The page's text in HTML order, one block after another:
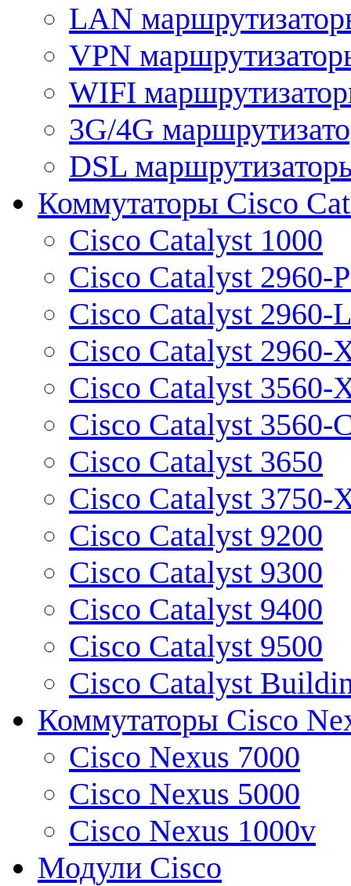
LAN
VPN
WIFI
3G/4G
DSL
Коммутаторы Cisco
Cisco Catalyst 1000
Cisco Catalyst 2960-
Cisco Catalyst 2960-L
Cisco Catalyst 2960-
Cisco Catalyst 3560-
Cisco Catalyst 3560-
Cisco Catalyst 3650
Cisco Catalyst 3750-
Cisco Catalyst 9200
Cisco Catalyst 9300
Cisco Catalyst 9400
Cisco Catalyst 9500
Cisco Catalyst
Коммутаторы Cisco
Cisco Nexus 7000
Cisco Nexus 5000
Cisco Nexus 1000v
Модули Cisco